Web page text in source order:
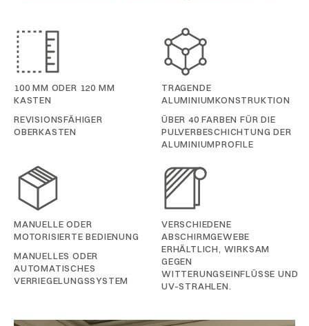
100 MM ODER 120 MM
KASTEN
REVISIONSFÄHIGER
OBERKASTEN
TRAGENDE
ALUMINIUMKONSTRUKTION
ÜBER 40 FARBEN FÜR DIE
PULVERBESCHICHTUNG DER
ALUMINIUMPROFILE
MANUELLE ODER
MOTORISIERTE BEDIENUNG
MANUELLES ODER
AUTOMATISCHES
VERRIEGELUNGSSYSTEM
VERSCHIEDENE
ABSCHIRMGEWEBE
ERHÄLTLICH, WIRKSAM
GEGEN
WITTERUNGSEINFLÜSSE UND
UV-STRAHLEN.